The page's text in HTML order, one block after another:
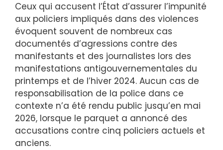
Ceux qui accusent l’État d’assurer l’impunité
aux policiers impliqués dans des violences
évoquent souvent de nombreux cas
documentés d’agressions contre des
manifestants et des journalistes lors des
manifestations antigouvernementales du
printemps et de l’hiver 2024. Aucun cas de
responsabilisation de la police dans ce
contexte n’a été rendu public jusqu’en mai
2026, lorsque le parquet a annoncé des
accusations contre cinq policiers actuels et
anciens.